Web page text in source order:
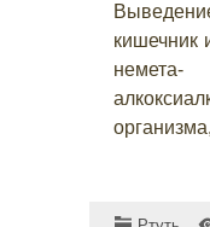
кишечник